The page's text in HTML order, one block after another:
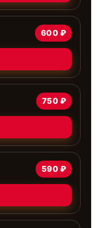
600 ₽
750 ₽
590 ₽